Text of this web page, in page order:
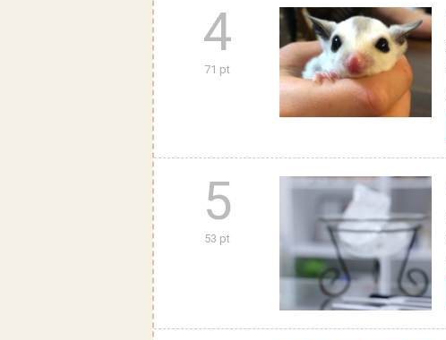
4
71 pt
5
53 pt